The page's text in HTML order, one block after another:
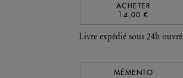
ACHETER
14,00 €
Livre expédié sous 24h
MÉMENTO